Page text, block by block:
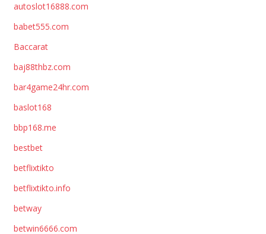
autoslot16888.com
babet555.com
Baccarat
baj88thbz.com
bar4game24hr.com
baslot168
bbp168.me
bestbet
betflixtikto
betflixtikto.info
betway
betwin6666.com